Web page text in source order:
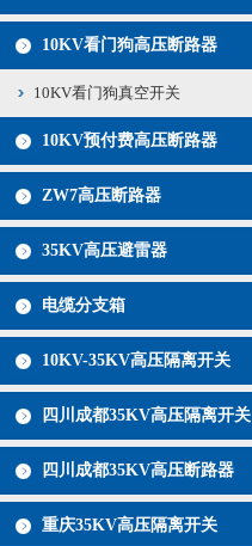
10KV看门狗高压断路器
10KV看门狗真空开关
10KV预付费高压断路器
ZW7高压断路器
35KV高压避雷器
电缆分支箱
10KV-35KV高压隔离开关
四川成都35KV高压隔离开关
四川成都35KV高压断路器
重庆35KV高压隔离开关